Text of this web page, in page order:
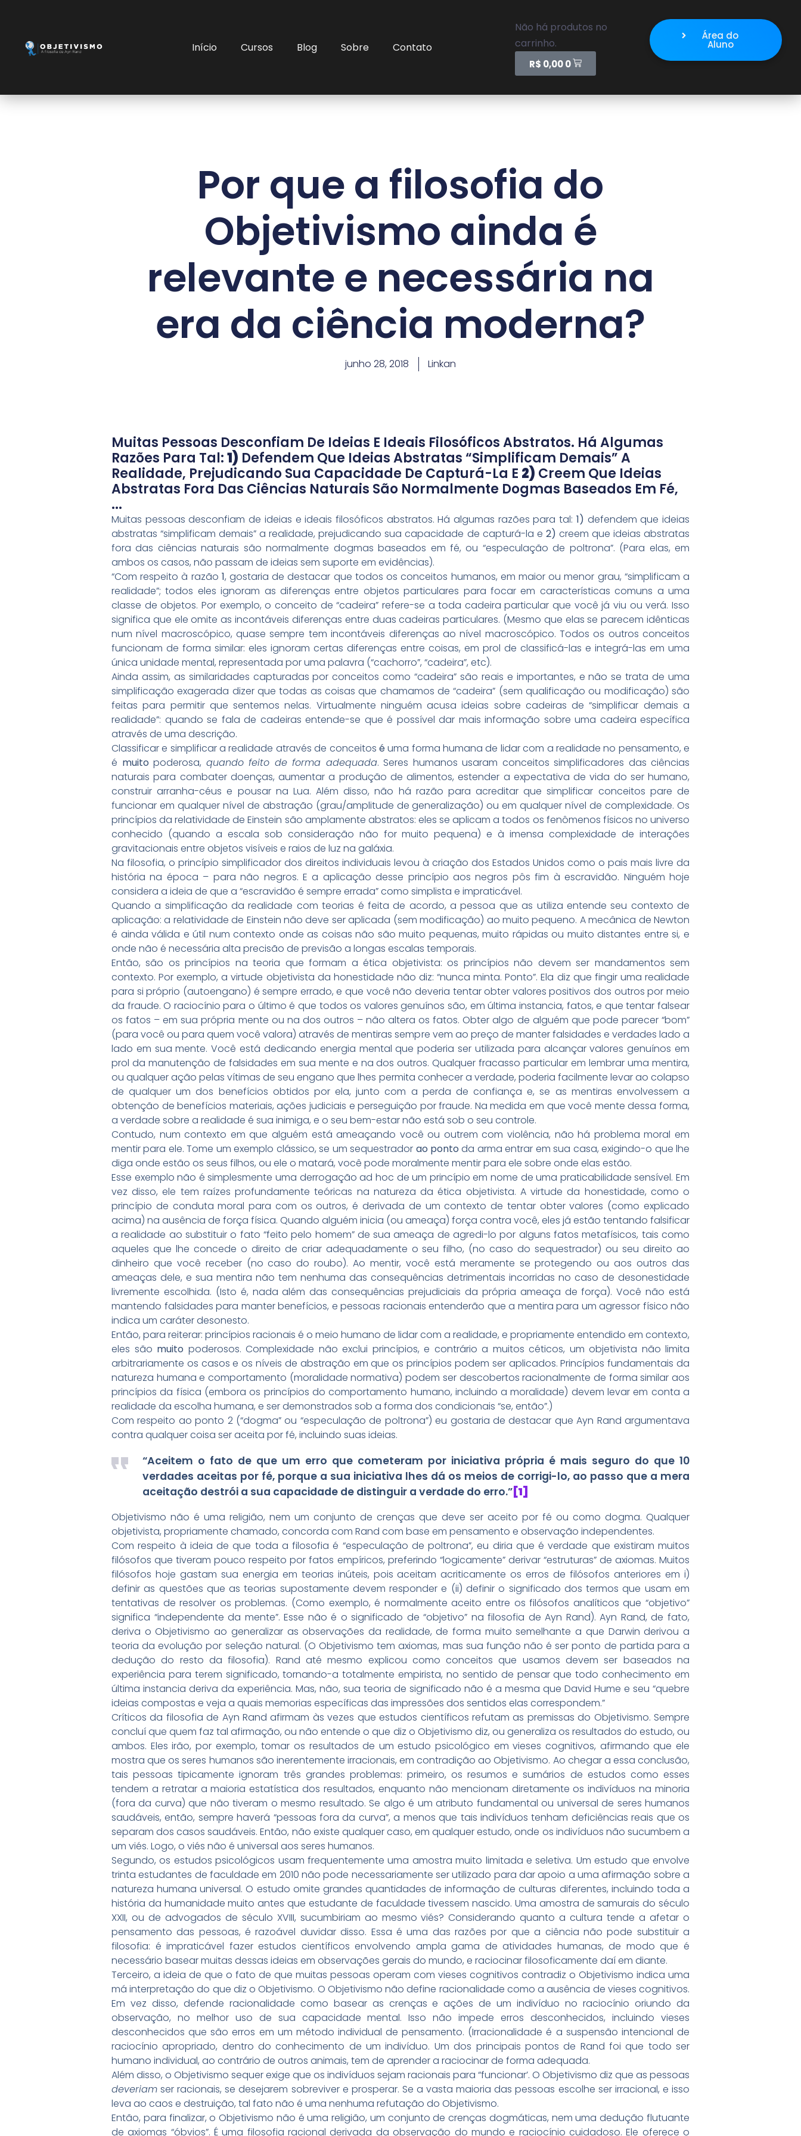
Início Cursos Blog Sobre Contato
Não há produtos no
carrinho.
R$ 0,000
Área do
Aluno
Por que a filosofia do
Objetivismo ainda é
relevante e necessária na
era da ciência moderna?
junho 28, 2018 Linkan
Muitas Pessoas Desconfiam De Ideias E Ideais Filosóficos Abstratos. Há Algumas
Razões Para Tal:1) Defendem Que Ideias Abstratas “simplificam Demais” A
Realidade, Prejudicando Sua Capacidade De Capturá-La E 2) Creem Que Ideias
Abstratas Fora Das Ciências Naturais São Normalmente Dogmas Baseados Em Fé,
...
Muitas pessoas desconfiam de ideias e ideais filosóficos abstratos. Há algumas razões para tal: 1) defendem que ideias
abstratas “simplificam demais” a realidade, prejudicando sua capacidade de capturá-la e 2) creem que ideias abstratas
fora das ciências naturais são normalmente dogmas baseados em fé, ou “especulação de poltrona”. (Para elas, em
ambos os casos, não passam de ideias sem suporte em evidências).
“Com respeito à razão 1, gostaria de destacar que todos os conceitos humanos, em maior ou menor grau, “simplificam a
realidade”; todos eles ignoram as diferenças entre objetos particulares para focar em características comuns a uma
classe de objetos. Por exemplo, o conceito de “cadeira” refere-se a toda cadeira particular que você já viu ou verá. Isso
significa que ele omite as incontáveis diferenças entre duas cadeiras particulares. (Mesmo que elas se parecem idênticas
num nível macroscópico, quase sempre tem incontáveis diferenças ao nível macroscópico. Todos os outros conceitos
funcionam de forma similar: eles ignoram certas diferenças entre coisas, em prol de classificá-las e integrá-las em uma
única unidade mental, representada por uma palavra (“cachorro”, “cadeira”, etc).
Ainda assim, as similaridades capturadas por conceitos como “cadeira” são reais e importantes, e não se trata de uma
simplificação exagerada dizer que todas as coisas que chamamos de “cadeira” (sem qualificação ou modificação) são
feitas para permitir que sentemos nelas. Virtualmente ninguém acusa ideias sobre cadeiras de “simplificar demais a
realidade”: quando se fala de cadeiras entende-se que é possível dar mais informação sobre uma cadeira específica
através de uma descrição.
Classificar e simplificar a realidade através de conceitos éuma forma humana de lidar com a realidade no pensamento, e
é muito poderosa, quando feito de forma adequada. Seres humanos usaram conceitos simplificadores das ciências
naturais para combater doenças, aumentar a produção de alimentos, estender a expectativa de vida do ser humano,
construir arranha-céus e pousar na Lua. Além disso, não há razão para acreditar que simplificar conceitos pare de
funcionar em qualquer nível de abstração (grau/amplitude de generalização) ou em qualquer nível de complexidade. Os
princípios da relatividade de Einstein são amplamente abstratos: eles se aplicam a todos os fenômenos físicos no universo
conhecido (quando a escala sob consideração não for muito pequena) e à imensa complexidade de interações
gravitacionais entre objetos visíveis e raios de luz na galáxia.
Na filosofia, o princípio simplificador dos direitos individuais levou à criação dos Estados Unidos como o pais mais livre da
história na época – para não negros. E a aplicação desse princípio aos negros pôs fim à escravidão. Ninguém hoje
considera a ideia de que a “escravidão é sempre errada” como simplista e impraticável.
Quando a simplificação da realidade com teorias é feita de acordo, a pessoa que as utiliza entende seu contexto de
aplicação: a relatividade de Einstein não deve ser aplicada (sem modificação) ao muito pequeno. A mecânica de Newton
é ainda válida e útil num contexto onde as coisas não são muito pequenas, muito rápidas ou muito distantes entre si, e
onde não é necessária alta precisão de previsão a longas escalas temporais.
Então, são os princípios na teoria que formam a ética objetivista: os princípios não devem ser mandamentos sem
contexto. Por exemplo, a virtude objetivista da honestidade não diz: “nunca minta. Ponto”. Ela diz que fingir uma realidade
para si próprio (autoengano) é sempre errado, e que você não deveria tentar obter valores positivos dos outros por meio
da fraude. O raciocínio para o último é que todos os valores genuínos são, em última instancia, fatos, e que tentar falsear
os fatos – em sua própria mente ou na dos outros – não altera os fatos. Obter algo de alguém que pode parecer “bom”
(para você ou para quem você valora) através de mentiras sempre vem ao preço de manter falsidades e verdades lado a
lado em sua mente. Você está dedicando energia mental que poderia ser utilizada para alcançar valores genuínos em
prol da manutenção de falsidades em sua mente e na dos outros. Qualquer fracasso particular em lembrar uma mentira,
ou qualquer ação pelas vítimas de seu engano que lhes permita conhecer a verdade, poderia facilmente levar ao colapso
de qualquer um dos benefícios obtidos por ela, junto com a perda de confiança e, se as mentiras envolvessem a
obtenção de benefícios materiais, ações judiciais e perseguição por fraude. Na medida em que você mente dessa forma,
a verdade sobre a realidade é sua inimiga, e o seu bem-estar não está sob o seu controle.
Contudo, num contexto em que alguém está ameaçando você ou outrem com violência, não há problema moral em
mentir para ele. Tome um exemplo clássico, se um sequestrador ao ponto da arma entrar em sua casa, exigindo-o que lhe
diga onde estão os seus filhos, ou ele o matará, você pode moralmente mentir para ele sobre onde elas estão.
Esse exemplo não é simplesmente uma derrogação ad hoc de um princípio em nome de uma praticabilidade sensível. Em
vez disso, ele tem raízes profundamente teóricas na natureza da ética objetivista. A virtude da honestidade, como o
princípio de conduta moral para com os outros, é derivada de um contexto de tentar obter valores (como explicado
acima) na ausência de força física. Quando alguém inicia (ou ameaça) força contra você, eles já estão tentando falsificar
a realidade ao substituir o fato “feito pelo homem” de sua ameaça de agredi-lo por alguns fatos metafísicos, tais como
aqueles que lhe concede o direito de criar adequadamente o seu filho, (no caso do sequestrador) ou seu direito ao
dinheiro que você receber (no caso do roubo). Ao mentir, você está meramente se protegendo ou aos outros das
ameaças dele, e sua mentira não tem nenhuma das consequências detrimentais incorridas no caso de desonestidade
livremente escolhida. (Isto é, nada além das consequências prejudiciais da própria ameaça de força). Você não está
mantendo falsidades para manter benefícios, e pessoas racionais entenderão que a mentira para um agressor físico não
indica um caráter desonesto.
Então, para reiterar: princípios racionais é o meio humano de lidar com a realidade, e propriamente entendido em contexto,
eles são muito poderosos. Complexidade não exclui princípios, e contrário a muitos céticos, um objetivista não limita
arbitrariamente os casos e os níveis de abstração em que os princípios podem ser aplicados. Princípios fundamentais da
natureza humana e comportamento (moralidade normativa) podem ser descobertos racionalmente de forma similar aos
princípios da física (embora os princípios do comportamento humano, incluindo a moralidade) devem levar em conta a
realidade da escolha humana, e ser demonstrados sob a forma dos condicionais “se, então”.)
Com respeito ao ponto 2 (“dogma” ou “especulação de poltrona”) eu gostaria de destacar que Ayn Rand argumentava
contra qualquer coisa ser aceita por fé, incluindo suas ideias.
“Aceitem o fato de que um erro que cometeram por iniciativa própria é mais seguro do que 10
verdades aceitas por fé, porque a sua iniciativa lhes dá os meios de corrigi-lo, ao passo que a mera
aceitação destrói a sua capacidade de distinguir a verdade do erro.” [1]
Objetivismo não é uma religião, nem um conjunto de crenças que deve ser aceito por fé ou como dogma. Qualquer
objetivista, propriamente chamado, concorda com Rand com base em pensamento e observação independentes.
Com respeito à ideia de que toda a filosofia é “especulação de poltrona”, eu diria que é verdade que existiram muitos
filósofos que tiveram pouco respeito por fatos empíricos, preferindo “logicamente” derivar “estruturas” de axiomas. Muitos
filósofos hoje gastam sua energia em teorias inúteis, pois aceitam acriticamente os erros de filósofos anteriores em i)
definir as questões que as teorias supostamente devem responder e (ii) definir o significado dos termos que usam em
tentativas de resolver os problemas. (Como exemplo, é normalmente aceito entre os filósofos analíticos que “objetivo”
significa “independente da mente”. Esse não é o significado de “objetivo” na filosofia de Ayn Rand). Ayn Rand, de fato,
deriva o Objetivismo ao generalizar as observações da realidade, de forma muito semelhante a que Darwin derivou a
teoria da evolução por seleção natural. (O Objetivismo tem axiomas, mas sua função não é ser ponto de partida para a
dedução do resto da filosofia). Rand até mesmo explicou como conceitos que usamos devem ser baseados na
experiência para terem significado, tornando-a totalmente empirista, no sentido de pensar que todo conhecimento em
última instancia deriva da experiência. Mas, não, sua teoria de significado não é a mesma que David Hume e seu “quebre
ideias compostas e veja a quais memorias específicas das impressões dos sentidos elas correspondem.”
Críticos da filosofia de Ayn Rand afirmam às vezes que estudos científicos refutam as premissas do Objetivismo. Sempre
concluí que quem faz tal afirmação, ou não entende o que diz o Objetivismo diz, ou generaliza os resultados do estudo, ou
ambos. Eles irão, por exemplo, tomar os resultados de um estudo psicológico em vieses cognitivos, afirmando que ele
mostra que os seres humanos são inerentemente irracionais, em contradição ao Objetivismo. Ao chegar a essa conclusão,
tais pessoas tipicamente ignoram três grandes problemas: primeiro, os resumos e sumários de estudos como esses
tendem a retratar a maioria estatística dos resultados, enquanto não mencionam diretamente os indivíduos na minoria
(fora da curva) que não tiveram o mesmo resultado. Se algo é um atributo fundamental ou universal de seres humanos
saudáveis, então, sempre haverá “pessoas fora da curva”, a menos que tais indivíduos tenham deficiências reais que os
separam dos casos saudáveis. Então, não existe qualquer caso, em qualquer estudo, onde os indivíduos não sucumbem a
um viés. Logo, o viés não é universal aos seres humanos.
Segundo, os estudos psicológicos usam frequentemente uma amostra muito limitada e seletiva. Um estudo que envolve
trinta estudantes de faculdade em 2010 não pode necessariamente ser utilizado para dar apoio a uma afirmação sobre a
natureza humana universal. O estudo omite grandes quantidades de informação de culturas diferentes, incluindo toda a
história da humanidade muito antes que estudante de faculdade tivessem nascido. Uma amostra de samurais do século
XXII, ou de advogados de século XVIII, sucumbiriam ao mesmo viés? Considerando quanto a cultura tende a afetar o
pensamento das pessoas, é razoável duvidar disso. Essa é uma das razões por que a ciência não pode substituir a
filosofia: é impraticável fazer estudos científicos envolvendo ampla gama de atividades humanas, de modo que é
necessário basear muitas dessas ideias em observações gerais do mundo, e raciocinar filosoficamente daí em diante.
Terceiro, a ideia de que o fato de que muitas pessoas operam com vieses cognitivos contradiz o Objetivismo indica uma
má interpretação do que diz o Objetivismo. O Objetivismo não define racionalidade como a ausência de vieses cognitivos.
Em vez disso, defende racionalidade como basear as crenças e ações de um indivíduo no raciocínio oriundo da
observação, no melhor uso de sua capacidade mental. Isso não impede erros desconhecidos, incluindo vieses
desconhecidos que são erros em um método individual de pensamento. (Irracionalidade é a suspensão intencional de
raciocínio apropriado, dentro do conhecimento de um indivíduo. Um dos principais pontos de Rand foi que todo ser
humano individual, ao contrário de outros animais, tem de aprender a raciocinar de forma adequada.
Além disso, o Objetivismo sequer exige que os indivíduos sejam racionais para “funcionar’. O Objetivismo diz que as pessoas
deveriam ser racionais, se desejarem sobreviver e prosperar. Se a vasta maioria das pessoas escolhe ser irracional, e isso
leva ao caos e destruição, tal fato não é uma nenhuma refutação do Objetivismo.
Então, para finalizar, o Objetivismo não é uma religião, um conjunto de crenças dogmáticas, nem uma dedução flutuante
de axiomas “óbvios”. É uma filosofia racional derivada da observação do mundo e raciocínio cuidadoso. Ele oferece o